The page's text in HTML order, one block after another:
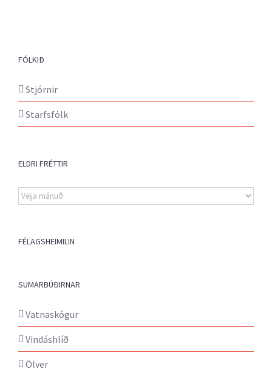
FÓLKIÐ
Stjórnir
Starfsfólk
ELDRI FRÉTTIR
Eldri
fréttir
FÉLAGSHEIMILIN
SUMARBÚÐIRNAR
Vatnaskógur
Vindáshlíð
Ölver